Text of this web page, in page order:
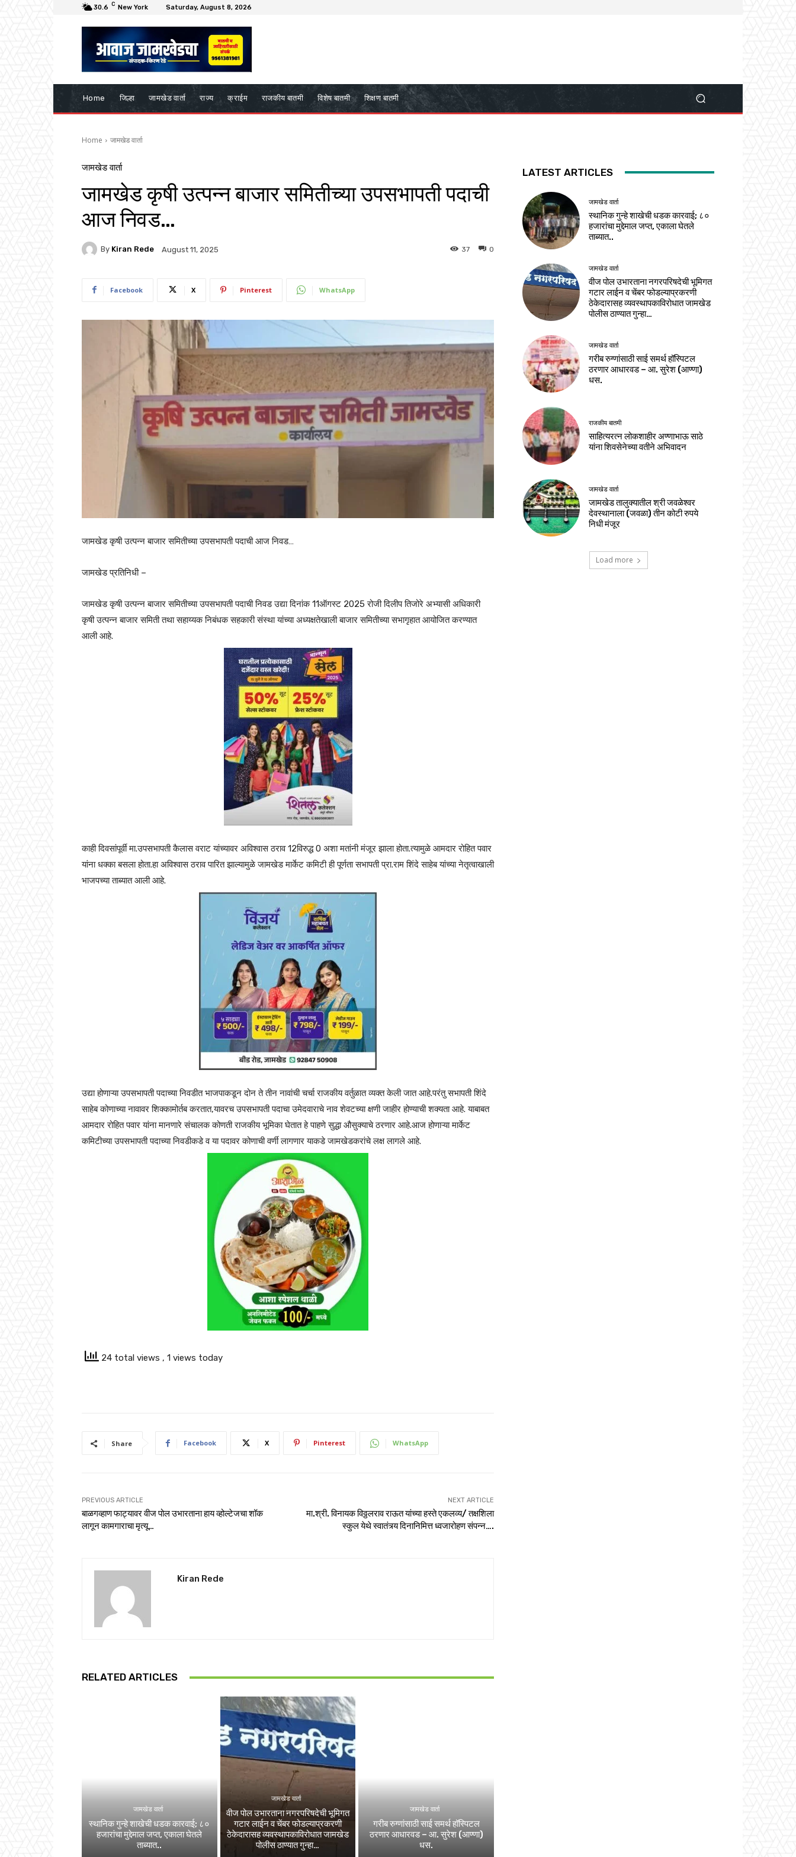
30.6 C New York Saturday, August 8, 2026
Home जिल्हा जामखेड वार्ता राज्य क्राईम राजकीय बातमी विशेष बातमी शिक्षण बातमी
Home जामखेड वार्ता
जामखेड वार्ता
जामखेड कृषी उत्पन्न बाजार समितीच्या उपसभापती पदाची
आज निवड…
By Kiran Rede August 11, 2025 0
37
Facebook X Pinterest WhatsApp
जामखेड कृषी उत्पन्न बाजार समितीच्या उपसभापती पदाची आज निवड…
जामखेड प्रतिनिधी –
जामखेड कृषी उत्पन्न बाजार समितीच्या उपसभापती पदाची निवड उद्या दिनांक 11ऑगस्ट 2025 रोजी दिलीप तिजोरे अभ्यासी अधिकारी
कृषी उत्पन्न बाजार समिती तथा सहाय्यक निबंधक सहकारी संस्था यांच्या अध्यक्षतेखाली बाजार समितीच्या सभागृहात आयोजित करण्यात
आली आहे.
काही दिवसांपूर्वी मा.उपसभापती कैलास वराट यांच्यावर अविश्वास ठराव 12विरुद्ध 0 अशा मतांनी मंजूर झाला होता.त्यामुळे आमदार रोहित पवार
यांना धक्का बसला होता.हा अविश्वास ठराव पारित झाल्यामुळे जामखेड मार्केट कमिटी ही पूर्णता सभापती प्रा.राम शिंदे साहेब यांच्या नेतृत्वाखाली
भाजपच्या ताब्यात आली आहे.
उद्या होणाऱ्या उपसभापती पदाच्या निवडीत भाजपाकडून दोन ते तीन नावांची चर्चा राजकीय वर्तुळात व्यक्त केली जात आहे.परंतु सभापती शिंदे
साहेब कोणाच्या नावावर शिक्कामोर्तब करतात,यावरच उपसभापती पदाचा उमेदवाराचे नाव शेवटच्या क्षणी जाहीर होण्याची शक्यता आहे. याबाबत
आमदार रोहित पवार यांना मानणारे संचालक कोणती राजकीय भूमिका घेतात हे पाहणे सुद्धा औसुक्याचे ठरणार आहे.आज होणाऱ्या मार्केट
कमिटीच्या उपसभापती पदाच्या निवडीकडे व या पदावर कोणाची वर्णी लागणार याकडे जामखेडकरांचे लक्ष लागले आहे.
24 total views , 1 views today
Share Facebook X Pinterest WhatsApp
PREVIOUS ARTICLE
बाळगव्हाण फाट्यावर वीज पोल उभारताना हाय व्होल्टेजचा शॉक
लागून कामगाराचा मृत्यू…
NEXT ARTICLE
मा.श्री. विनायक विठ्ठलराव राऊत यांच्या हस्ते एकलव्य/ तक्षशिला
स्कुल येथे स्वातंत्र्य दिनानिमित्त ध्वजारोहण संपन्न….
Kiran Rede
RELATED ARTICLES
जामखेड वार्ता
स्थानिक गुन्हे शाखेची धडक कारवाई; ८०
हजारांचा मुद्देमाल जप्त, एकाला घेतले
ताब्यात..
जामखेड वार्ता
वीज पोल उभारताना नगरपरिषदेची भूमिगत
गटार लाईन व चेंबर फोडल्याप्रकरणी
ठेकेदारासह व्यवस्थापकाविरोधात जामखेड
पोलीस ठाण्यात गुन्हा…
जामखेड वार्ता
गरीब रुग्णांसाठी साई समर्थ हॉस्पिटल
ठरणार आधारवड – आ. सुरेश (आण्णा)
धस.
LATEST ARTICLES
जामखेड वार्ता
स्थानिक गुन्हे शाखेची धडक कारवाई; ८०
हजारांचा मुद्देमाल जप्त, एकाला घेतले
ताब्यात..
जामखेड वार्ता
वीज पोल उभारताना नगरपरिषदेची भूमिगत
गटार लाईन व चेंबर फोडल्याप्रकरणी
ठेकेदारासह व्यवस्थापकाविरोधात जामखेड
पोलीस ठाण्यात गुन्हा…
जामखेड वार्ता
गरीब रुग्णांसाठी साई समर्थ हॉस्पिटल
ठरणार आधारवड – आ. सुरेश (आण्णा)
धस.
राजकीय बातमी
साहित्यरत्न लोकशाहीर अण्णाभाऊ साठे
यांना शिवसेनेच्या वतीने अभिवादन
जामखेड वार्ता
जामखेड तालुक्यातील श्री जवळेश्वर
देवस्थानाला (जवळा) तीन कोटी रुपये
निधी मंजूर
Load more